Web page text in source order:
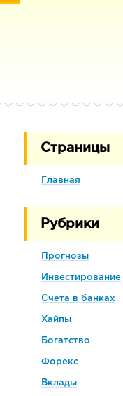
Страницы
Главная
Рубрики
Прогнозы
Инвестирование
Счета в банках
Хайпы
Богатство
Форекс
Вклады